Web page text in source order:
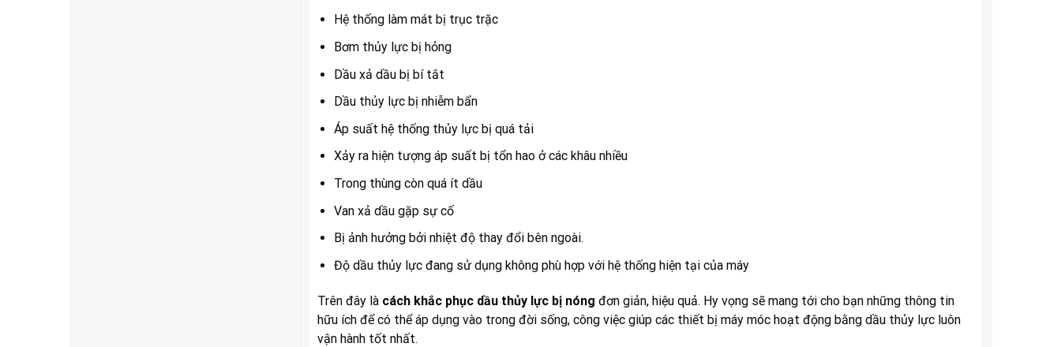
Hệ thống làm mát bị trục trặc
Bơm thủy lực bị hỏng
Dầu xả dầu bị bí tắt
Dầu thủy lực bị nhiễm bẩn
Áp suất hệ thống thủy lực bị quá tải
Xảy ra hiện tượng áp suất bị tổn hao ở các khâu nhiều
Trong thùng còn quá ít dầu
Van xả dầu gặp sự cố
Bị ảnh hưởng bởi nhiệt độ thay đổi bên ngoài.
Độ dầu thủy lực đang sử dụng không phù hợp với hệ thống hiện tại của máy
Trên đây là cách khắc phục dầu thủy lực bị nóng đơn giản, hiệu quả. Hy vọng sẽ mang tới cho bạn những thông tin
hữu ích để có thể áp dụng vào trong đời sống, công việc giúp các thiết bị máy móc hoạt động bằng dầu thủy lực luôn
vận hành tốt nhất.